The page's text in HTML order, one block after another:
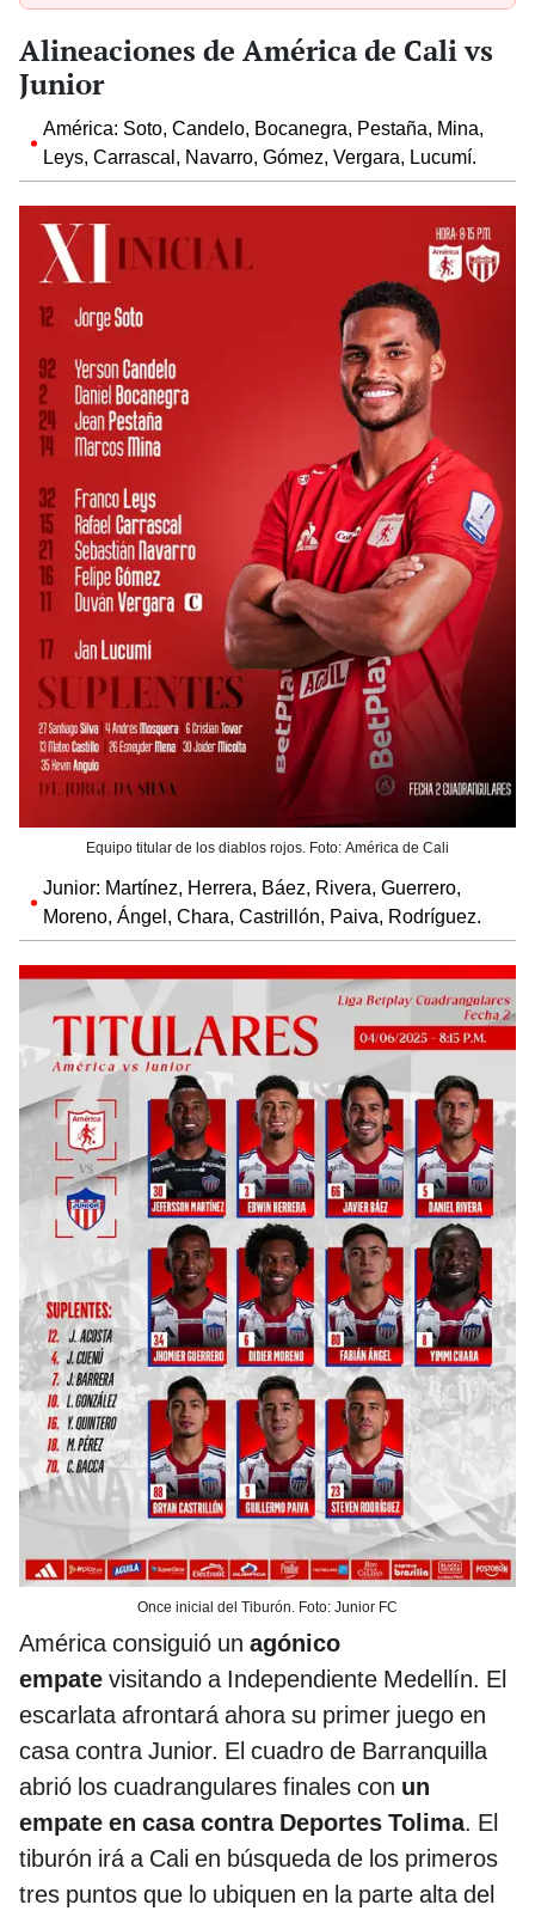
Alineaciones de América de Cali vs
Junior
América: Soto, Candelo, Bocanegra, Pestaña, Mina,
Leys, Carrascal, Navarro, Gómez, Vergara, Lucumí.
Equipo titular de los diablos rojos. Foto: América de Cali
Junior: Martínez, Herrera, Báez, Rivera, Guerrero,
Moreno, Ángel, Chara, Castrillón, Paiva, Rodríguez.
Once inicial del Tiburón. Foto: Junior FC
América consiguió un agónico
empate visitando a Independiente Medellín. El
escarlata afrontará ahora su primer juego en
casa contra Junior. El cuadro de Barranquilla
abrió los cuadrangulares finales con un
empate en casa contra Deportes Tolima. El
tiburón irá a Cali en búsqueda de los primeros
tres puntos que lo ubiquen en la parte alta del